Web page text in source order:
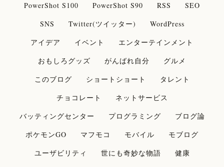
PowerShot S100
PowerShot S90 RSS
SEO
SNS
Twitter(ツイッター)
WordPress
アイデア
イベント
エンターテインメント
おもしろグッズ
がんばれ自分
グルメ
このブログ
ショートショート
タレント
チョコレート
ネットサービス
バッティングセンター
プログラミング
ブログ論
ポケモンGO
マフモコ モバイル
モブログ
ユーザビリティ
世にも奇妙な物語
健康